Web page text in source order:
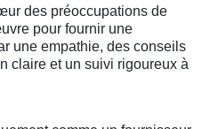
des préoccupations de
pour fournir une
une empathie, des conseils
claire et un suivi rigoureux à